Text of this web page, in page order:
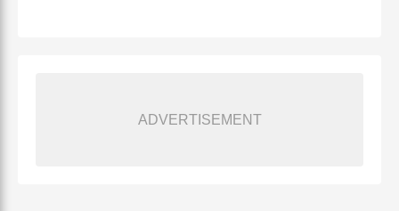
ADVERTISEMENT